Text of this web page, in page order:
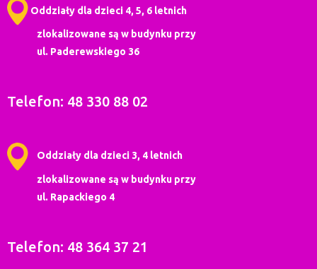
Oddziały dla dzieci 4, 5, 6 letnich
zlokalizowane są w budynku przy
ul. Paderewskiego 36
Telefon: 48 330 88 02
Oddziały dla dzieci 3, 4 letnich
zlokalizowane są w budynku przy
ul. Rapackiego 4
Telefon: 48 364 37 21